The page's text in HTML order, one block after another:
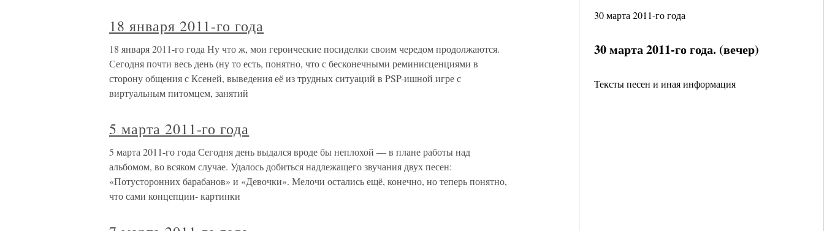
30 марта 2011-го года
30 марта 2011-го года. (вечер)
Тексты песен и иная информация
18 января 2011-го года
18 января 2011-го года Ну что ж, мои героические посиделки своим чередом продолжаются.
Сегодня почти весь день (ну то есть, понятно, что с бесконечными реминисценциями в
сторону общения с Ксеней, выведения её из трудных ситуаций в PSP-ишной игре с
виртуальным питомцем, занятий
5 марта 2011-го года
5 марта 2011-го года Сегодня день выдался вроде бы неплохой — в плане работы над
альбомом, во всяком случае. Удалось добиться надлежащего звучания двух песен:
«Потусторонних барабанов» и «Девочки». Мелочи остались ещё, конечно, но теперь понятно,
что сами концепции- картинки